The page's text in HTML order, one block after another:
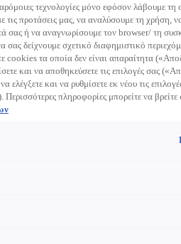
τεχνολογίες μόνο εφόσον λάβουμε τη
τις προτάσεις μας, να αναλύσουμε τη χρήση,
σας ή να αναγνωρίσουμε τον browser/ τη
δείχνουμε σχετικό διαφημιστικό
cookies τα οποία δεν είναι απαραίτητα
και να αποθηκεύσετε τις επιλογές σας
και να ρυθμίσετε εκ νέου τις
πληροφορίες μπορείτε να βρείτε